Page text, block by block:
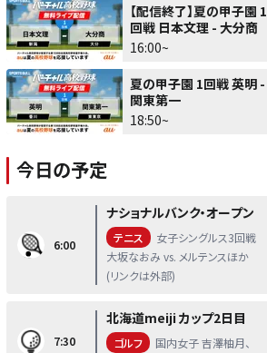
【配信終了】夏の甲子園 1
回戦 日本文理 - 大分商
16:00~
夏の甲子園 1回戦 英明 -
関東第一
18:50~
今日の予定
6:00
ナショナルバンク・オープン
テニス
女子シングルス3回戦
大坂なおみ vs. メルテンスほか
(リンクは外部)
7:30
北海道meiji カップ2日目
ゴルフ
国内女子 吉澤柚月、